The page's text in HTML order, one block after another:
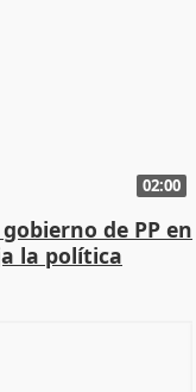
02:00
de PP en
la política